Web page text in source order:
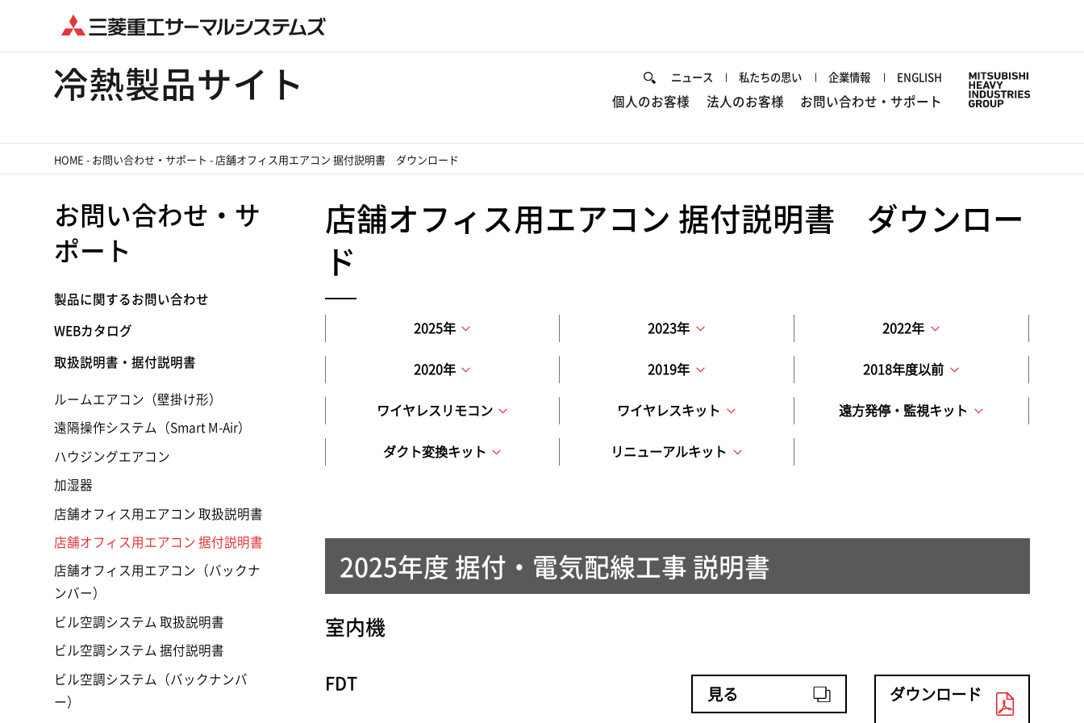
ニュース 私たちの思い 企業情報 ENGLISH
個人のお客様 法人のお客様 お問い合わせ・サポート
HOME - お問い合わせ・サポート - 店舗オフィス用エアコン 据付説明書 ダウンロード
店舗オフィス用エアコン 据付説明書 ダウンロー
ド
2025年 2023年 2022年
2020年 2019年 2018年度以前
ワイヤレスリモコン ワイヤレスキット 遠方発停・監視キット
ダクト変換キット リニューアルキット
2025年度 据付・電気配線工事 説明書
室内機
FDT
見る ダウンロード
お問い合わせ・サ
ポート
製品に関するお問い合わせ
WEBカタログ
取扱説明書・据付説明書
ルームエアコン（壁掛け形）
遠隔操作システム（Smart M-Air）
ハウジングエアコン
加湿器
店舗オフィス用エアコン 取扱説明書
店舗オフィス用エアコン 据付説明書
店舗オフィス用エアコン（バックナ
ンバー）
ビル空調システム 取扱説明書
ビル空調システム 据付説明書
ビル空調システム（バックナンバ
ー）